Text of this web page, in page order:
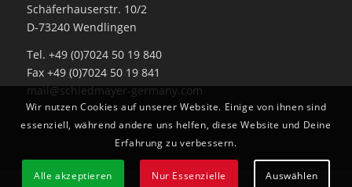
Schäferhauserstr. 10/2
D-73240 Wendlingen
Tel. +49 (0)7024 50 19 840
Fax +49 (0)7024 50 19 841
mail@schiedmayer-germany.com
Wir nutzen Cookies auf unserer Website. Einige von ihnen sind
essenziell, während andere uns helfen, diese Website und Deine
Erfahrung zu verbessern.
Alle akzeptieren Nur Essenzielle Auswählen